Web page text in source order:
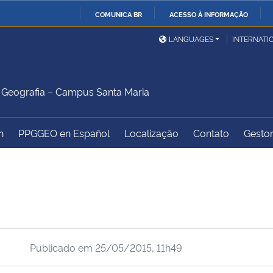
COMUNICA BR ACESSO À INFORMAÇÃO
Ministério da Defesa
Ministério das Relações
Exteriores
Ministério do
Controladoria-Geral da
LANGUAGES
– Campus Santa Maria
PPGGEO en Español Localização Contato
Publicado em 25/05/2015, 11h49